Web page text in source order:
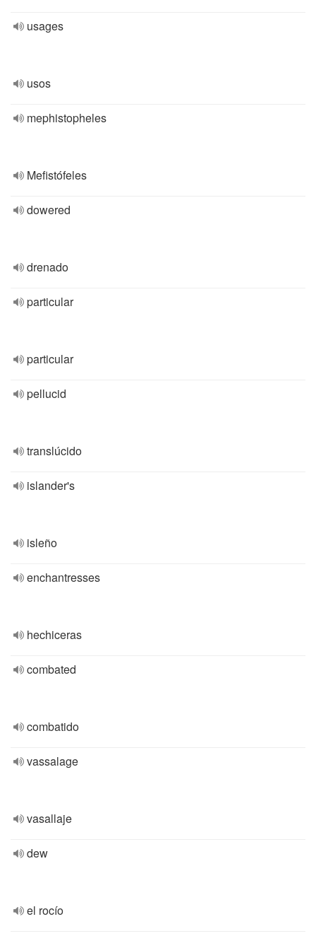
usages
usos
mephistopheles
Mefistófeles
dowered
drenado
particular
particular
pellucid
translúcido
islander's
isleño
enchantresses
hechiceras
combated
combatido
vassalage
vasallaje
dew
el rocío